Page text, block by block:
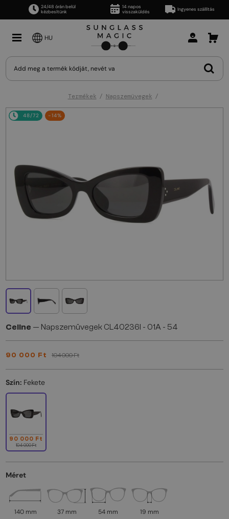
24/48 órán belül
kézbesítünk
14 napos
visszaküldés
Ingyenes szállítás
HU
Termékek Napszemüvegek
48/72 -14%
Celine — Napszemüvegek CL40236I - 01A - 54
90 000 Ft 104 000 Ft
Szín: Fekete
90 000 Ft
104 000 Ft
Méret
140 mm 37 mm 54 mm 19 mm